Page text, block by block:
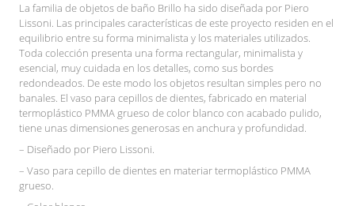
La familia de objetos de baño Brillo ha sido diseñada por Piero
Lissoni. Las principales características de este proyecto residen en el
equilibrio entre su forma minimalista y los materiales utilizados.
Toda colección presenta una forma rectangular, minimalista y
esencial, muy cuidada en los detalles, como sus bordes
redondeados. De este modo los objetos resultan simples pero no
banales. El vaso para cepillos de dientes, fabricado en material
termoplástico PMMA grueso de color blanco con acabado pulido,
tiene unas dimensiones generosas en anchura y profundidad.
– Diseñado por Piero Lissoni.
– Vaso para cepillo de dientes en materiar termoplástico PMMA
grueso.